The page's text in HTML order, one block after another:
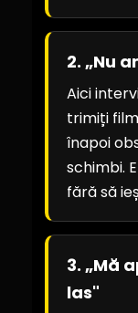
2. „Nu
Aici
trimiți
înapoi
schimbi.
fără să
3. „Mă
las"